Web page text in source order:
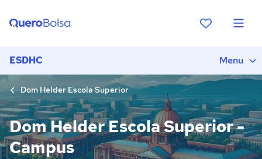
ESDHC Menu
Dom Helder Escola Superior
Dom Helder Escola Superior -
Campus